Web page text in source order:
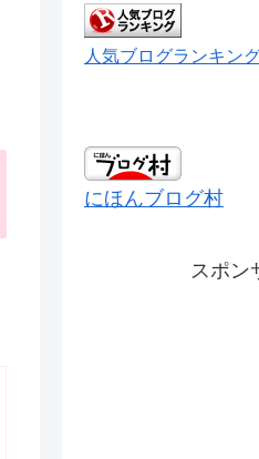
人気ブログランキン
にほんブログ村
スポン